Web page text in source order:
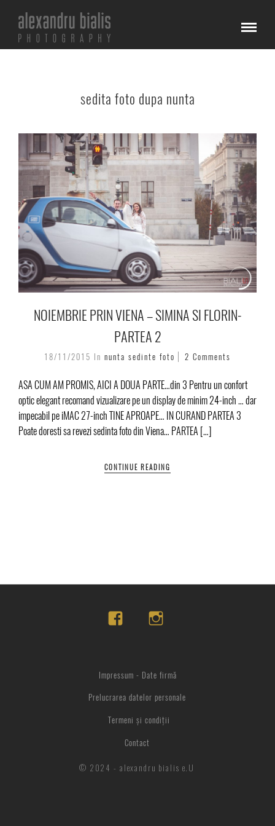
sedita foto dupa nunta
NOIEMBRIE PRIN VIENA – SIMINA SI FLORIN-
PARTEA 2
18/11/2015 In nunta sedinte foto 2 Comments
ASA CUM AM PROMIS, AICI A DOUA PARTE…din 3 Pentru un confort
optic elegant recomand vizualizare pe un display de minim 24-inch … dar
impecabil pe iMAC 27-inch TINE APROAPE… IN CURAND PARTEA 3
Poate doresti sa revezi sedinta foto din Viena… PARTEA […]
CONTINUE READING
Prelucrarea datelor personale
Impressum - Date firmă
© 2024 - alexandru bialis e.U
Contact
Termeni și condiții